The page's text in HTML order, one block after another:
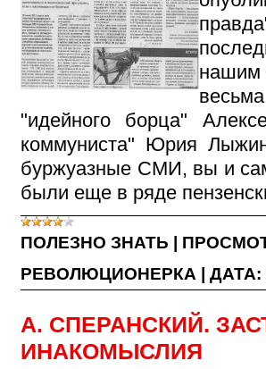
нашим
"идейного борца"
коммуниста" Юрия
буржуазные СМИ, вы и
были еще в ряде
ПОЛЕЗНО ЗНАТЬ
РЕВОЛЮЦИОНЕРКА
ДАТА:
А. СПЕРАНСКИЙ.
ИНАКОМЫСЛИЯ